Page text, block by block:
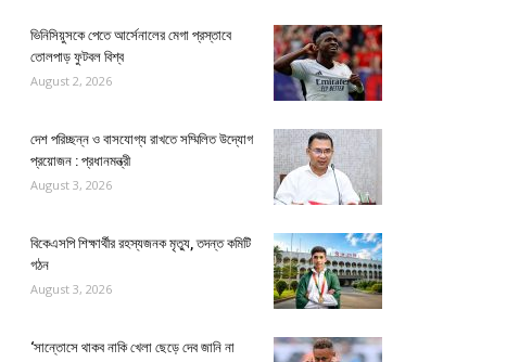
ভিনিসিয়ুসকে পেতে আর্সেনালের মেগা প্রস্তাবে
তোলপাড় ফুটবল বিশ্ব
August 2, 2026
দেশ পরিচ্ছন্ন ও বাসযোগ্য রাখতে সম্মিলিত উদ্যোগ
প্রয়োজন : প্রধানমন্ত্রী
August 3, 2026
বিকেএসপি শিক্ষার্থীর রহস্যজনক মৃত্যু, তদন্ত কমিটি
গঠন
August 3, 2026
‘সান্তোসে থাকব নাকি খেলা ছেড়ে দেব জানি না